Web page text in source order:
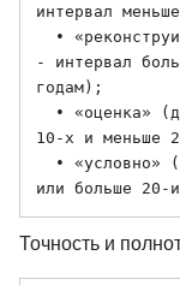
интервал
- интервал
годам);
10-х и меньше
Точность и